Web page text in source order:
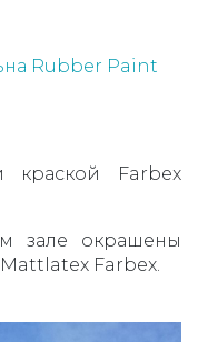
Rubber Paint
краской Farbex
зале окрашены
Farbex.